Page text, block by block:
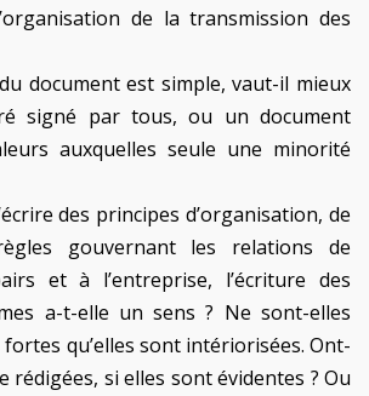
de la transmission des
document est simple, vaut-il mieux
signé par tous, ou un document
auxquelles seule une minorité
des principes d’organisation, de
gouvernant les relations de
et à l’entreprise, l’écriture des
a-t-elle un sens ? Ne sont-elles
fortes qu’elles sont intériorisées. Ont-
rédigées, si elles sont évidentes ? Ou